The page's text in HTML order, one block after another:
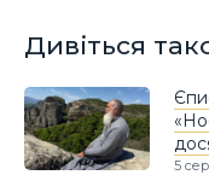
Дивіться
5